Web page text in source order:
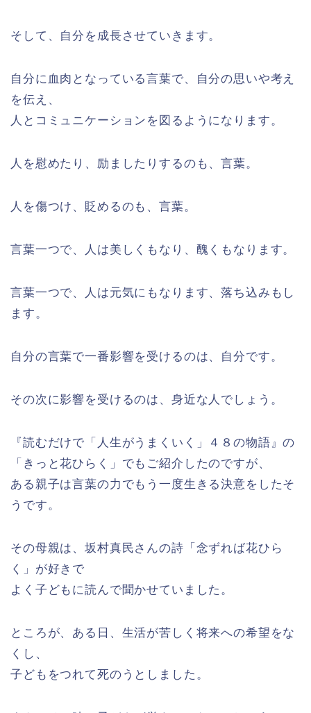
そして、自分を成長させていきます。
自分に血肉となっている言葉で、自分の思いや考え
を伝え、
人とコミュニケーションを図るようになります。
人を慰めたり、励ましたりするのも、言葉。
人を傷つけ、貶めるのも、言葉。
言葉一つで、人は美しくもなり、醜くもなります。
言葉一つで、人は元気にもなります、落ち込みもし
ます。
自分の言葉で一番影響を受けるのは、自分です。
その次に影響を受けるのは、身近な人でしょう。
『読むだけで「人生がうまくいく」４８の物語』の
「きっと花ひらく」でもご紹介したのですが、
ある親子は言葉の力でもう一度生きる決意をしたそ
うです。
その母親は、坂村真民さんの詩「念ずれば花ひら
く」が好きで
よく子どもに読んで聞かせていました。
ところが、ある日、生活が苦しく将来への希望をな
くし、
子どもをつれて死のうとしました。